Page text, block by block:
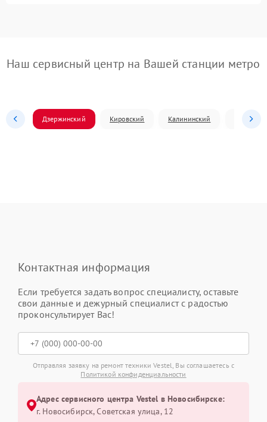
Наш сервисный центр на Вашей станции метро
Дзержинский Кировский Калининский
Контактная информация
Если требуется задать вопрос специалисту, оставьте
свои данные и дежурный специалист с радостью
проконсультирует Вас!
Отправляя заявку на ремонт техники Vestel, Вы соглашаетесь с
Политикой конфиденциальности
Адрес сервисного центра Vestel в Новосибирске:
г. Новосибирск, Советская улица, 12